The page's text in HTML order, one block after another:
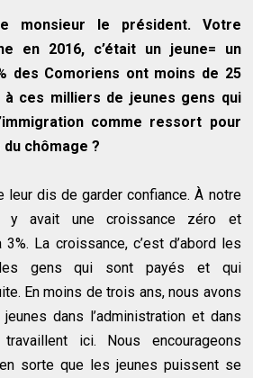
monsieur le président. Votre
en 2016, c’était un jeune= un
des Comoriens ont moins de 25
à ces milliers de jeunes gens qui
comme ressort pour
chômage ?
leur dis de garder confiance. À notre
y avait une croissance zéro et
La croissance, c’est d’abord les
gens qui sont payés et qui
En moins de trois ans, nous avons
dans l’administration et dans
ici. Nous encourageons
en sorte que les jeunes puissent se